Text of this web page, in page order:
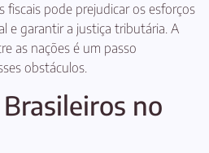
fiscais pode prejudicar os esforços
e garantir a justiça tributária. A
as nações é um passo
obstáculos.
no